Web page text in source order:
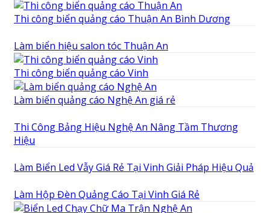
Thi công biển quảng cáo Thuận An Bình Dương
Làm biển hiệu salon tóc Thuận An
Thi công biển quảng cáo Vinh
Làm biển quảng cáo Nghệ An giá rẻ
Thi Công Bảng Hiệu Nghệ An Nâng Tầm Thương
Hiệu
Làm Biển Led Vẫy Giá Rẻ Tại Vinh Giải Pháp Hiệu Quả
Làm Hộp Đèn Quảng Cáo Tại Vinh Giá Rẻ